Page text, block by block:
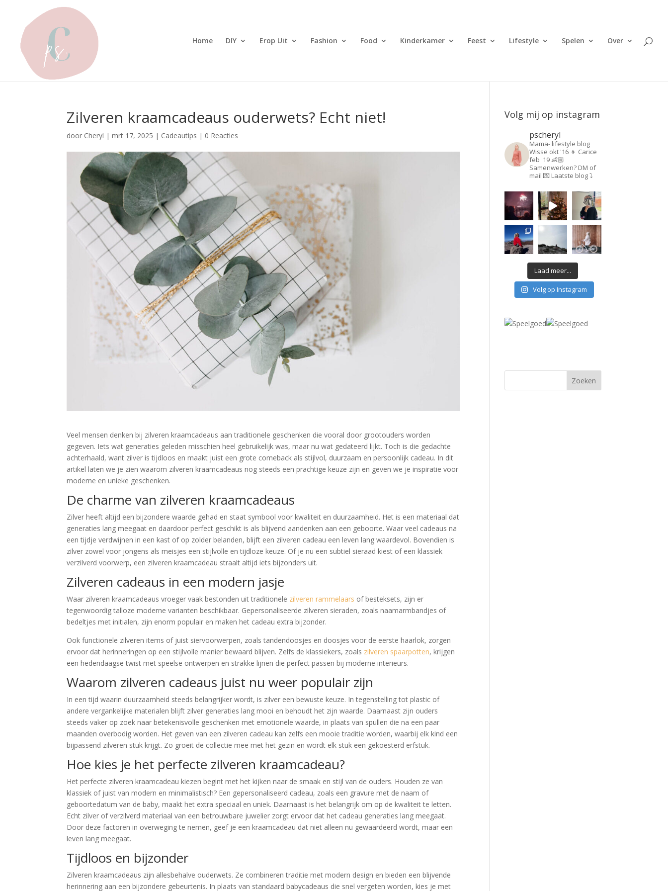
Home DIY Erop Uit Fashion Food Kinderkamer Feest Lifestyle Spelen Over
Zilveren kraamcadeaus ouderwets? Echt niet!
door Cheryl |mrt 17, 2025 | Cadeautips | 0 Reacties
Veel mensen denken bij zilveren kraamcadeaus aan traditionele geschenken die vooral door grootouders worden
gegeven. Iets wat generaties geleden misschien heel gebruikelijk was, maar nu wat gedateerd lijkt. Toch is die gedachte
achterhaald, want zilver is tijdloos en maakt juist een grote comeback als stijlvol, duurzaam en persoonlijk cadeau. In dit
artikel laten we je zien waarom zilveren kraamcadeaus nog steeds een prachtige keuze zijn en geven we je inspiratie voor
moderne en unieke geschenken.
De charme van zilveren kraamcadeaus
Zilver heeft altijd een bijzondere waarde gehad en staat symbool voor kwaliteit en duurzaamheid. Het is een materiaal dat
generaties lang meegaat en daardoor perfect geschikt is als blijvend aandenken aan een geboorte. Waar veel cadeaus na
een tijdje verdwijnen in een kast of op zolder belanden, blijft een zilveren cadeau een leven lang waardevol. Bovendien is
zilver zowel voor jongens als meisjes een stijlvolle en tijdloze keuze. Of je nu een subtiel sieraad kiest of een klassiek
verzilverd voorwerp, een zilveren kraamcadeau straalt altijd iets bijzonders uit.
Zilveren cadeaus in een modern jasje
Waar zilveren kraamcadeaus vroeger vaak bestonden uit traditionele zilveren rammelaars of besteksets, zijn er
tegenwoordig talloze moderne varianten beschikbaar. Gepersonaliseerde zilveren sieraden, zoals naamarmbandjes of
bedeltjes met initialen, zijn enorm populair en maken het cadeau extra bijzonder.
Ook functionele zilveren items of juist siervoorwerpen, zoals tandendoosjes en doosjes voor de eerste haarlok, zorgen
ervoor dat herinneringen op een stijlvolle manier bewaard blijven. Zelfs de klassiekers, zoals zilveren spaarpotten, krijgen
een hedendaagse twist met speelse ontwerpen en strakke lijnen die perfect passen bij moderne interieurs.
Waarom zilveren cadeaus juist nu weer populair zijn
In een tijd waarin duurzaamheid steeds belangrijker wordt, is zilver een bewuste keuze. In tegenstelling tot plastic of
andere vergankelijke materialen blijft zilver generaties lang mooi en behoudt het zijn waarde. Daarnaast zijn ouders
steeds vaker op zoek naar betekenisvolle geschenken met emotionele waarde, in plaats van spullen die na een paar
maanden overbodig worden. Het geven van een zilveren cadeau kan zelfs een mooie traditie worden, waarbij elk kind een
bijpassend zilveren stuk krijgt. Zo groeit de collectie mee met het gezin en wordt elk stuk een gekoesterd erfstuk.
Hoe kies je het perfecte zilveren kraamcadeau?
Het perfecte zilveren kraamcadeau kiezen begint met het kijken naar de smaak en stijl van de ouders. Houden ze van
klassiek of juist van modern en minimalistisch? Een gepersonaliseerd cadeau, zoals een gravure met de naam of
geboortedatum van de baby, maakt het extra speciaal en uniek. Daarnaast is het belangrijk om op de kwaliteit te letten.
Echt zilver of verzilverd materiaal van een betrouwbare juwelier zorgt ervoor dat het cadeau generaties lang meegaat.
Door deze factoren in overweging te nemen, geef je een kraamcadeau dat niet alleen nu gewaardeerd wordt, maar een
leven lang meegaat.
Tijdloos en bijzonder
Zilveren kraamcadeaus zijn allesbehalve ouderwets. Ze combineren traditie met modern design en bieden een blijvende
herinnering aan een bijzondere gebeurtenis. In plaats van standaard babycadeaus die snel vergeten worden, kies je met
Volg mij op instagram
pscheryl
Mama- lifestyle blog
Wisse okt '16 👦 Carice
feb '19 👶🏼
Samenwerken? DM of
mail 💌 Laatste blog ⤵️
Laad meer...
Volg op Instagram